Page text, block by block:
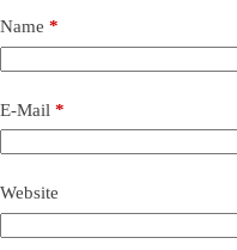
Name *
E-Mail *
Website